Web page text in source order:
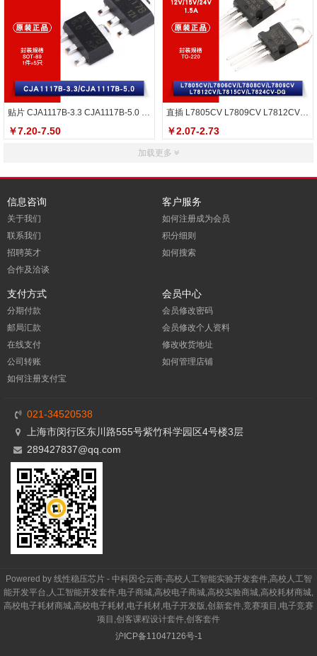
贴片 CJA1117B-3.3 CJA1117B-5.0 线性稳压电路芯片
￥7.20-7.50
直插 L7805CV L7809CV L7812CV 7806 7815 7824 稳压器芯片
￥2.07-2.73
加载更多
信息咨询
关于我们
联系我们
招聘英才
合作及洽谈
客户服务
如何注册成为会员
积分细则
如何搜索
支付方式
分期付款
邮局汇款
在线支付
公司转账
如何注册支付宝
会员中心
会员修改密码
会员修改个人资料
修改收货地址
如何管理店铺
021-34520538
上海市闵行区东川路555号紫竹科学园区4号楼3层
289427837@qq.com
Powered by 线性稳压芯片 - 中科因仑云商-高校人工智能实验开发套件,高校人工智
能开发平台,人工智能开发套件,电子商城,高校电子商城,高校实验商城,高校耗材商城,
高校电子耗材商城,高校电子耗材,电子耗材,电子开发版,创新套件,竞赛项目,电子竞赛
项目,创客课程设计套件,创客套件
沪ICP备11047126号-1